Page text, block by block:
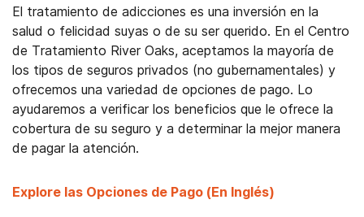
El tratamiento de adicciones es una inversión en la
salud o felicidad suyas o de su ser querido. En el Centro
de Tratamiento River Oaks, aceptamos la mayoría de
los tipos de seguros privados (no gubernamentales) y
ofrecemos una variedad de opciones de pago. Lo
ayudaremos a verificar los beneficios que le ofrece la
cobertura de su seguro y a determinar la mejor manera
de pagar la atención.
Explore las Opciones de Pago (En Inglés)